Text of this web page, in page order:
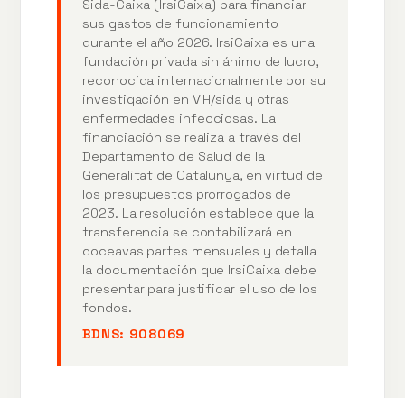
Sida-Caixa (IrsiCaixa) para financiar
sus gastos de funcionamiento
durante el año 2026. IrsiCaixa es una
fundación privada sin ánimo de lucro,
reconocida internacionalmente por su
investigación en VIH/sida y otras
enfermedades infecciosas. La
financiación se realiza a través del
Departamento de Salud de la
Generalitat de Catalunya, en virtud de
los presupuestos prorrogados de
2023. La resolución establece que la
transferencia se contabilizará en
doceavas partes mensuales y detalla
la documentación que IrsiCaixa debe
presentar para justificar el uso de los
fondos.
BDNS: 908069